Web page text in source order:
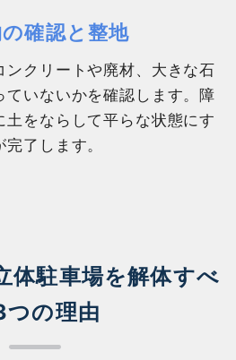
確認と整地
ンクリートや廃材、大きな石
ていないかを確認します。障
をならして平らな状態にす
了します。
体駐車場を解体すべ
つの理由